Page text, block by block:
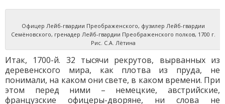
Офицер Лейб-гвардии Преображенского, фузилер Лейб-гвардии
Семёновского, гренадер Лейб-гвардии Преображенского полков, 1700 г.
Рис. С.А. Лётина
Итак, 1700-й. 32 тысячи рекрутов, вырванных из
деревенского мира, как плотва из пруда, не
понимали, на каком они свете, в каком времени. При
этом перед ними – немецкие, австрийские,
французские офицеры-дворяне, ни слова не